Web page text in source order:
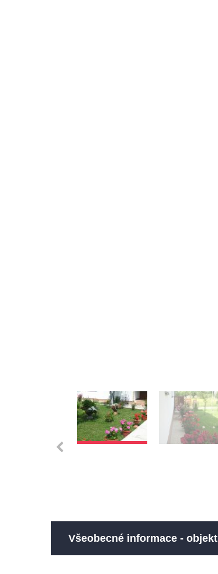
Všeobecné informace - objekt